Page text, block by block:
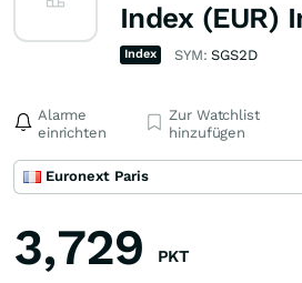
Index (EUR)
Index SYM:SGS2D
Alarme
einrichten
Zur Watchlist
hinzufügen
Euronext Paris
3,729 PKT